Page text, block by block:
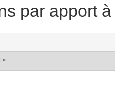
par apport
»